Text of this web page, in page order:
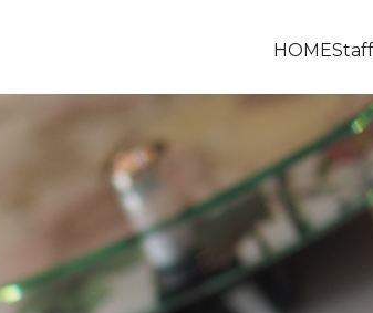
HOMEStaff